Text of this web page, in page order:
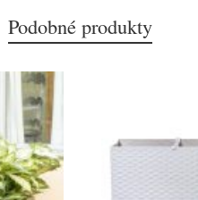
Podobné produkty